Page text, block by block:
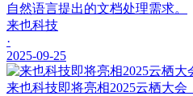
自然语言提出的文档处理需求。
来也科技
·
2025-09-25
来也科技即将亮相2025云栖大